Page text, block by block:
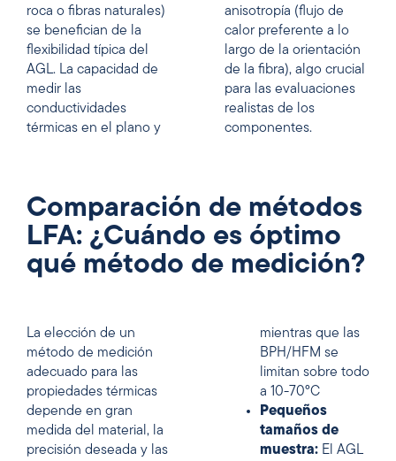
roca o fibras naturales)
se benefician de la
flexibilidad típica del
AGL. La capacidad de
medir las
conductividades
térmicas en el plano y
anisotropía (flujo de
calor preferente a lo
largo de la orientación
de la fibra), algo crucial
para las evaluaciones
realistas de los
componentes.
Comparación de métodos
LFA: ¿Cuándo es óptimo
qué método de medición?
La elección de un
método de medición
adecuado para las
propiedades térmicas
depende en gran
medida del material, la
precisión deseada y las
mientras que las
BPH/HFM se
limitan sobre todo
a 10-70°C
Pequeños
tamaños de
muestra: El AGL